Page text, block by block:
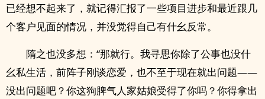
已经想不起来了，就记得汇报了一些项目进步和最近跟几
个客户见面的情况，并没觉得自己有什幺反常。
隋之也没多想：“那就行。我寻思你除了公事也没什
幺私生活，前阵子刚谈恋爱，也不至于现在就出问题——
没出问题吧？你这狗脾气人家姑娘受得了你吗？你得拿出